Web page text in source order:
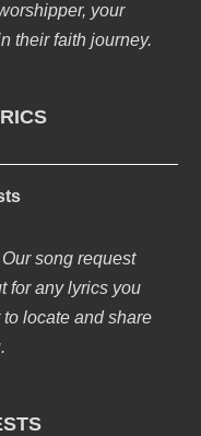
your
their faith journey.
song request
for any lyrics you
to locate and share